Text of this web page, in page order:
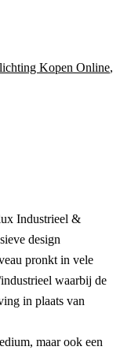
Kopen Online,
Industrieel &
design
pronkt in vele
waarbij de
in plaats van
maar ook een